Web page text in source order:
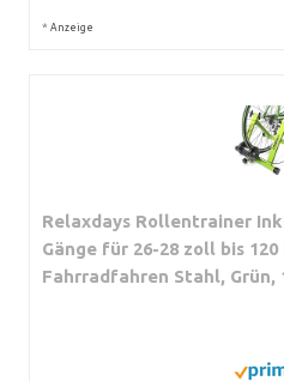
* Anzeige
Relaxdays Rollentrainer
Gänge für 26-28 zoll bis
Fahrradfahren Stahl, Grün,